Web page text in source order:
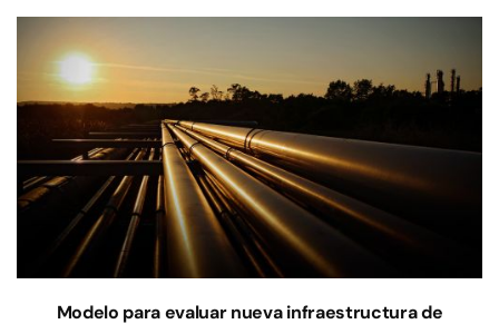
Modelo para evaluar nueva infraestructura de